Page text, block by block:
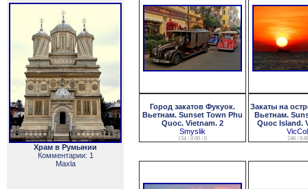
Храм в Румынии
Комментарии: 1
Maxla
Город закатов Фукуок.
Вьетнам. Sunset Town Phu
Quoc. Vietnam. 2
Smyslik
134 / 0.00 / 0
Закаты на
Вьетнам.
Quoc Island.
246 /